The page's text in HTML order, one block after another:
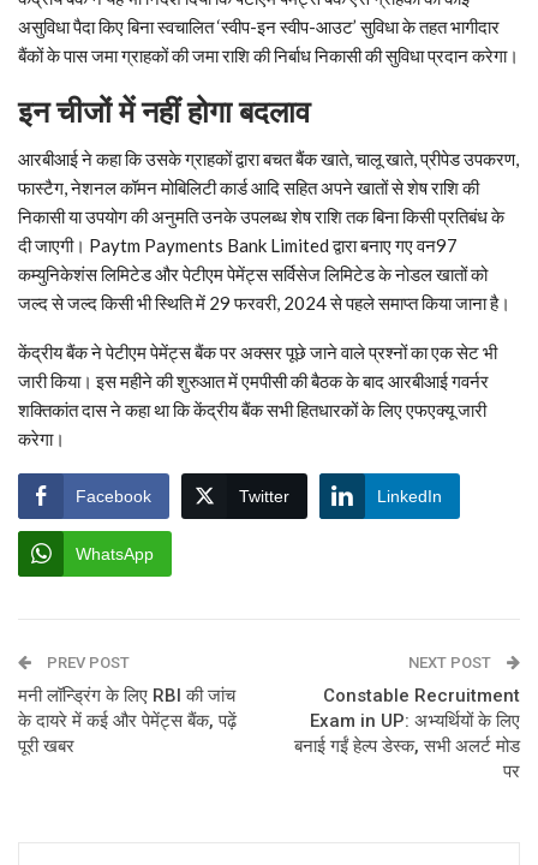
असुविधा पैदा किए बिना स्वचालित ‘स्वीप-इन स्वीप-आउट’ सुविधा के तहत भागीदार
बैंकों के पास जमा ग्राहकों की जमा राशि की निर्बाध निकासी की सुविधा प्रदान करेगा।
इन चीजों में नहीं होगा बदलाव
आरबीआई ने कहा कि उसके ग्राहकों द्वारा बचत बैंक खाते, चालू खाते, प्रीपेड उपकरण,
फास्टैग, नेशनल कॉमन मोबिलिटी कार्ड आदि सहित अपने खातों से शेष राशि की
निकासी या उपयोग की अनुमति उनके उपलब्ध शेष राशि तक बिना किसी प्रतिबंध के
दी जाएगी। Paytm Payments Bank Limited द्वारा बनाए गए वन97
कम्युनिकेशंस लिमिटेड और पेटीएम पेमेंट्स सर्विसेज लिमिटेड के नोडल खातों को
जल्द से जल्द किसी भी स्थिति में 29 फरवरी, 2024 से पहले समाप्त किया जाना है।
केंद्रीय बैंक ने पेटीएम पेमेंट्स बैंक पर अक्सर पूछे जाने वाले प्रश्नों का एक सेट भी
जारी किया। इस महीने की शुरुआत में एमपीसी की बैठक के बाद आरबीआई गवर्नर
शक्तिकांत दास ने कहा था कि केंद्रीय बैंक सभी हितधारकों के लिए एफएक्यू जारी
करेगा।
Facebook Twitter LinkedIn
WhatsApp
PREV POST
मनी लॉन्ड्रिंग के लिए RBI की जांच
के दायरे में कई और पेमेंट्स बैंक, पढ़ें
पूरी खबर
NEXT POST
Constable Recruitment
Exam in UP: अभ्यर्थियों के लिए
बनाई गईं हेल्प डेस्क, सभी अलर्ट मोड
पर